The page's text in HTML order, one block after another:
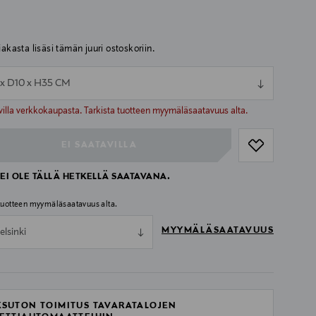
lisäsi tämän juuri ostoskoriin.
D10 x H35 CM
verkkokaupasta. Tarkista tuotteen myymäläsaatavuus alta.
OLE TÄLLÄ HETKELLÄ SAATAVANA.
myymäläsaatavuus alta.
MYYMÄLÄSAATAVUUS
TOIMITUS TAVARATALOJEN